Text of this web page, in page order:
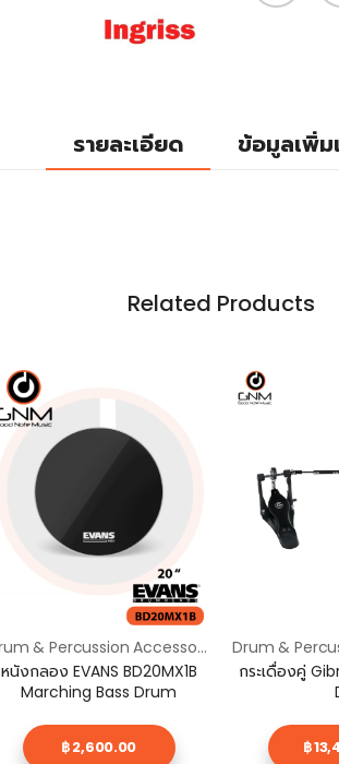
รายละเอียด ข้อมูลเพิ่ม
Related Products
Drum & Percussion Accessories / อุปกรณ์กลองและเครื่องเพอร์คัชชัน
หนังกลอง EVANS BD20MX1B
Marching Bass Drum
฿ 2,600.00
กระเดื่องคู่
฿